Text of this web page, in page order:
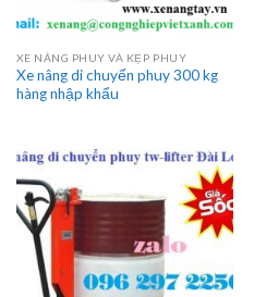
XE NÂNG PHUY VÀ KẸP PHUY
Xe nâng di chuyển phuy 300 kg
hàng nhập khẩu